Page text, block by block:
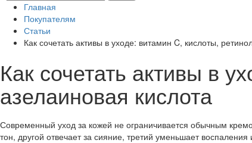
Главная
Покупателям
Статьи
Как сочетать активы в уходе: витамин C, кислоты,
Как сочетать активы в
азелаиновая кислота
Современный уход за кожей не ограничивается обычным
тон, другой отвечает за сияние, третий уменьшает